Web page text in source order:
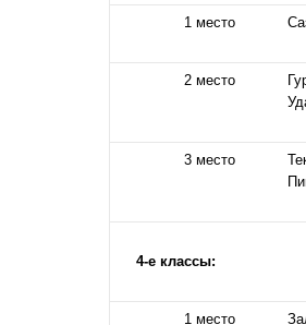
1 место
2 место
3 место
4-е классы:
1 место